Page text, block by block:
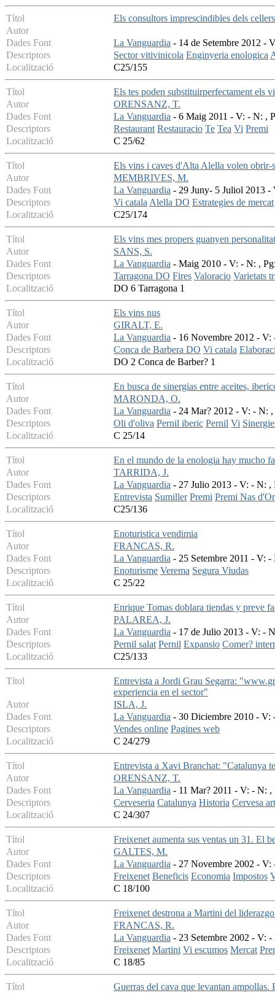
Títol
Els consultors imprescindibles dels cellers
Autor
Dades Font
La Vanguardia - 14 de Setembre 2012 -
Descriptors
Sector vitivinicola Enginyeria enologica
Localització
C25/155
Títol
Els tes poden substituirperfectament els
Autor
ORENSANZ, T.
Dades Font
La Vanguardia - 6 Maig 2011 - V: - N: ,
Descriptors
Restaurant Restauracio Te Tea Vi Premi
Localització
C 25/62
Títol
Els vins i caves d'Alta Alella volen obrir-
Autor
MEMBRIVES, M.
Dades Font
La Vanguardia - 29 Juny- 5 Juliol 2013 -
Descriptors
Vi catalaAlella DO Estrategies de mercat
Localització
C25/174
Títol
Els vins mes propers guanyen personalitat
Autor
SANS, S.
Dades Font
La Vanguardia - Maig 2010 - V: - N: ,
Descriptors
Tarragona DO Fires Valoracio Varietats
Localització
DO 6 Tarragona 1
Títol
Els vins nus
Autor
GIRALT, E.
Dades Font
La Vanguardia - 16 Novembre 2012 - V:
Descriptors
Conca de Barbera DO Vi catala
Localització
DO 2 Conca de Barber? 1
Títol
En busca de sinergias entre aceites,
Autor
MARONDA, O.
Dades Font
La Vanguardia - 24 Mar? 2012 - V: - N: ,
Descriptors
Oli d'oliva Pernil iberic Pernil Vi
Localització
C 25/14
Títol
En el mundo de la enologia hay mucho
Autor
TARRIDA, J.
Dades Font
La Vanguardia - 27 Julio 2013 - V: - N: ,
Descriptors
Entrevista Sumiller Premi Premi Nas d'Or
Localització
C25/136
Títol
Enoturistica vendimia
Autor
FRANCAS, R.
Dades Font
La Vanguardia - 25 Setembre 2011 - V: -
Descriptors
Enoturisme Verema Segura Viudas
Localització
C 25/22
Títol
Enrique Tomas doblara tiendas y preve
Autor
PALAREA, J.
Dades Font
La Vanguardia - 17 de Julio 2013 - V: -
Descriptors
Pernil salat Pernil Expansio Comer?
Localització
C25/133
Títol
Entrevista a Jordi Grau Segarra:
experiencia en el sector"
Autor
ISLA, J.
Dades Font
La Vanguardia - 30 Diciembre 2010 - V:
Descriptors
Vendes online Pagines web
Localització
C 24/279
Títol
Entrevista a Xavi Branchat: "Catalunya
Autor
ORENSANZ, T.
Dades Font
La Vanguardia - 11 Mar? 2011 - V: - N: ,
Descriptors
Cerveseria Catalunya Historia Cervesa
Localització
C 24/307
Títol
Freixenet aumenta sus ventas un 31. El
Autor
GALTES, M.
Dades Font
La Vanguardia - 27 Novembre 2002 - V:
Descriptors
Freixenet Beneficis Economia Impostos
Localització
C 18/100
Títol
Freixenet destrona a Martini del
Autor
FRANCAS, R.
Dades Font
La Vanguardia - 23 Setembre 2002 - V:
Descriptors
Freixenet Martini Vi escumos Mercat
Localització
C 18/85
Títol
Guerras del cava que levantan